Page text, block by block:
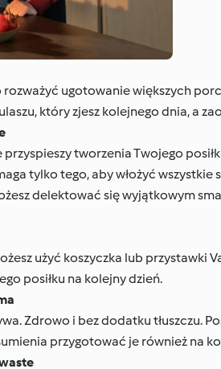
ugotowanie większych
który zjesz kolejnego dnia, a
tworzenia Twojego
tylko tego, aby włożyć
delektować się wyjątkowym
użyć koszyczka lub przystawki
posiłku na kolejny dzień.
Zdrowo i bez dodatku tłuszczu.
przygotować je również na